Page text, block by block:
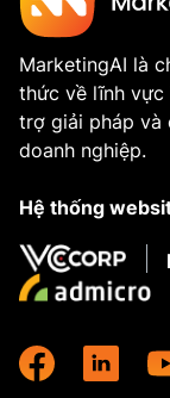
MarketingAI là
thức về lĩnh vực
trợ giải pháp và
doanh nghiệp.
Hệ thống